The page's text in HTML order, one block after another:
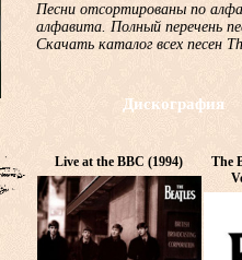
Песни отсортированы по
алфавита. Полный перечень
Скачать каталог всех песен
Дискография
Live at the BBC (1994)
The